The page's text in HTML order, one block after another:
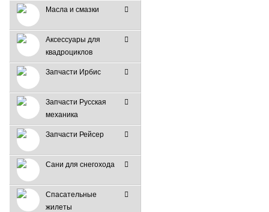
Масла и смазки
Аксессуары для
квадроциклов
Запчасти Ирбис
Запчасти Русская
механика
Запчасти Рейсер
Сани для снегохода
Спасательные
жилеты